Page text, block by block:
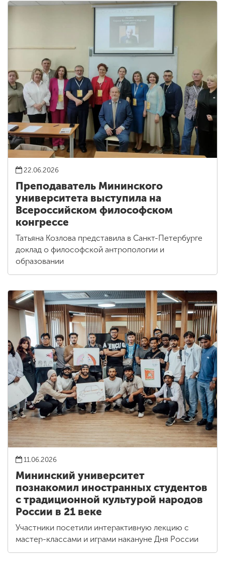
22.06.2026
Преподаватель Мининского
университета выступила на
Всероссийском философском
конгрессе
Татьяна Козлова представила в Санкт-Петербурге
доклад о философской антропологии и
образовании
11.06.2026
Мининский университет
познакомил иностранных студентов
с традиционной культурой народов
России в 21 веке
Участники посетили интерактивную лекцию с
мастер-классами и играми накануне Дня России